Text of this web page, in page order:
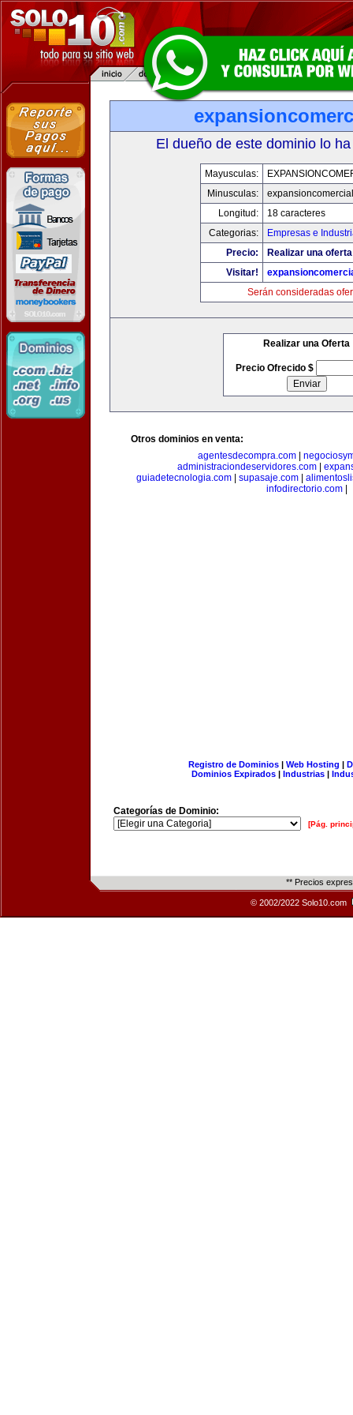
El dueño de este dominio lo
Mayusculas:
Minusculas:
Longitud:
18 caracteres
Categorias:
Empresas e
Precio:
Realizar una
Visitar!
Serán consideradas
Realizar una Oferta
Precio Ofrecido $
Otros dominios en venta:
agentesdecompra.com|
administraciondeservidores.com
guiadetecnologia.com
supasaje.com
infodirectorio.com|
Registro de Dominios| Web Hosting |
Dominios Expirados | Industrias |
Categorías de Dominio:
[Pág.
** Precios
© 2002/2022 Solo10.com